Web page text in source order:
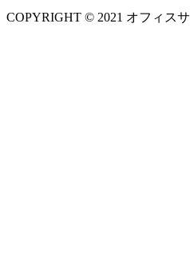
COPYRIGHT © 2021 オフィス